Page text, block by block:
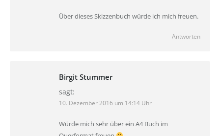
Über dieses Skizzenbuch würde ich mich freuen.
Antworten
Birgit Stummer
sagt:
10. Dezember 2016 um 14:14 Uhr
Würde mich sehr über ein A4 Buch im